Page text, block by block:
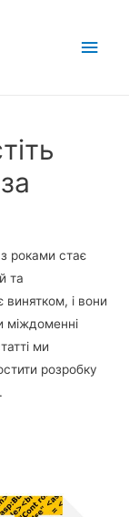
Main
роками стає
та
винятком, і вони
міждоменні
ми
розробку